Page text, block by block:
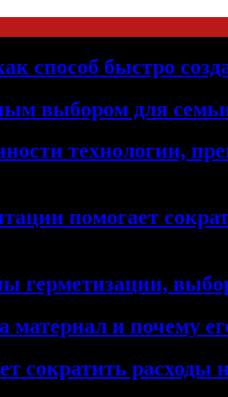
способ быстро
выбором для
технологии,
помогает
материал и почему
сократить расходы